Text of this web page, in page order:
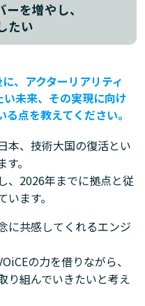
を増やし、
たい
、アクターリアリティ
未来、その実現に向け
点を教えてください。
本、技術大国の復活とい
。
、2026年までに拠点と従
ます。
に共感してくれるエンジ
の力を借りながら、
り組んでいきたいと考え